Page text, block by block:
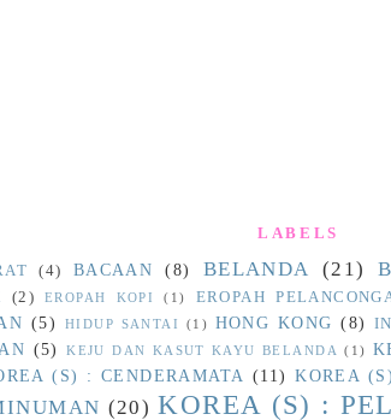
LABELS
(4) BACAAN (8) BELANDA (21)
(2) EROPAH KOPI (1) EROPAH
(5) HIDUP SANTAI (1) HONG KONG (8)
(5) KEJU DAN KASUT KAYU BELANDA (1)
(S) : CENDERAMATA (11) KOREA
(20) KOREA (S) :